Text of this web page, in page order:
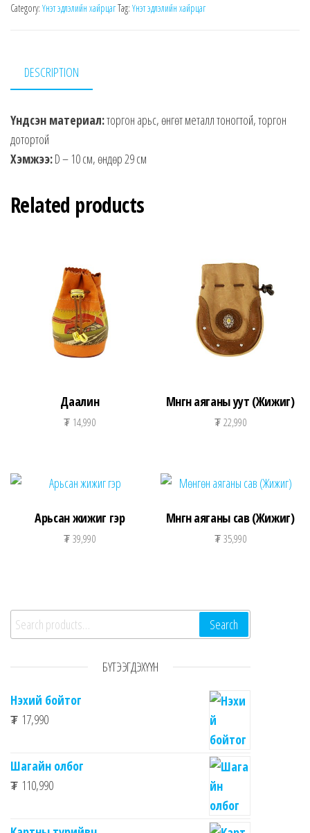
Category: Үнэт эдлэлийн хайрцагTag: Үнэт эдлэлийн хайрцаг
DESCRIPTION
Үндсэн материал:торгон арьс, өнгөт металл тоногтой, торгон
дотортой
Хэмжээ:D – 10 см, өндөр 29 см
Related products
Даалин
₮ 14,990
Мөнгөн аяганы уут (Жижиг)
₮22,990
Арьсан жижиг гэр
₮39,990
Мөнгөн аяганы сав (Жижиг)
₮35,990
Search for: Search
БҮТЭЭГДЭХҮҮН
Нэхий бойтог
₮ 17,990
Шагайн олбог
₮ 110,990